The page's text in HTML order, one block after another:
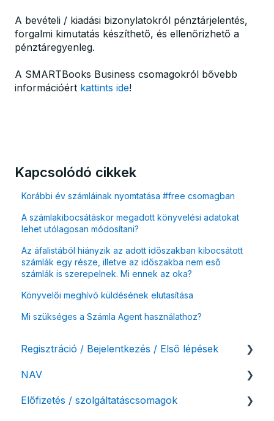
A bevételi / kiadási bizonylatokról pénztárjelentés,
forgalmi kimutatás készíthető, és ellenőrizhető a
pénztáregyenleg.
A SMARTBooks Business csomagokról bővebb
információért kattints ide!
Kapcsolódó cikkek
Korábbi év számláinak nyomtatása #free csomagban
A számlakibocsátáskor megadott könyvelési adatokat
lehet utólagosan módosítani?
Az áfalistából hiányzik az adott időszakban kibocsátott
számlák egy része, illetve az időszakba nem eső
számlák is szerepelnek. Mi ennek az oka?
Könyvelői meghívó küldésének elutasítása
Mi szükséges a Számla Agent használathoz?
Regisztráció / Bejelentkezés / Első lépések
Felhasználó beállításai
Számlázási fiók kezdő beállításai, első lépések
NAV
NAV online adatszolgáltatás
Előfizetés / szolgáltatáscsomagok